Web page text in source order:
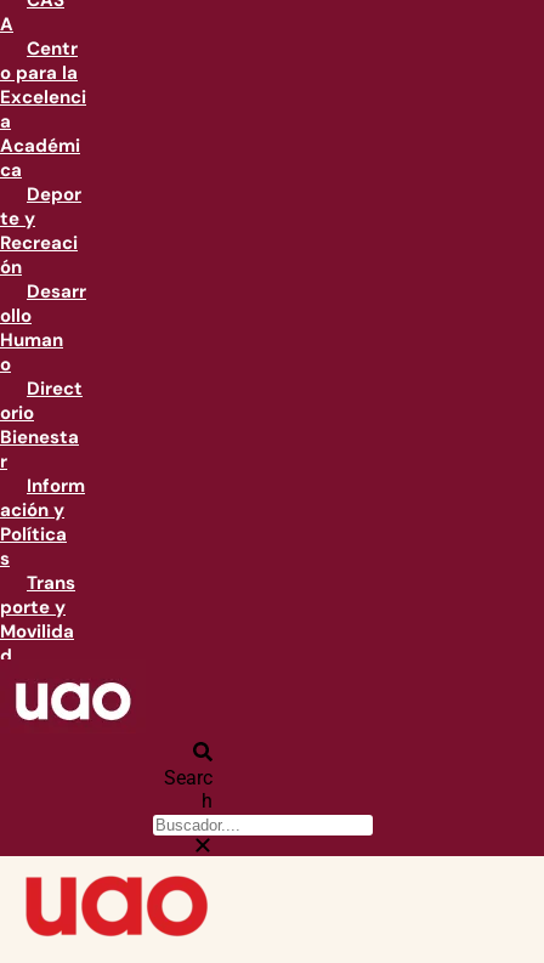
A
Centr
o para la
Excelenci
a
Académi
ca
Depor
te y
Recreaci
ón
Desarr
ollo
Human
o
Direct
orio
Bienesta
r
Inform
ación y
Política
s
Trans
porte y
Movilida
d
Searc
h